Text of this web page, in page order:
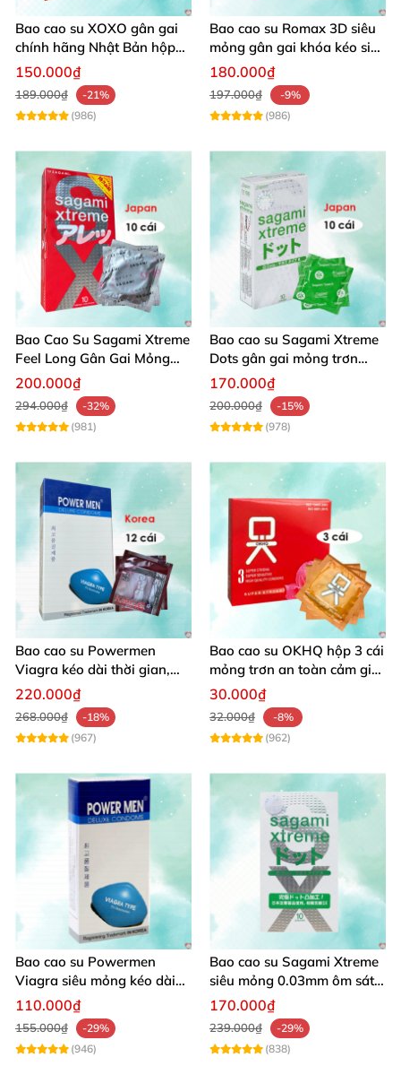
phải sản phẩm kém chất lượng dùng không thích lại
gây mẩn ngứa. Tốt hơn hết là hãy lựa chọnĐâyđể
mua hàng
bất cứ thắc mắc nàocủa khách hàng đều
được giải đáp tận tình.
Bao cao su XOXO gân gai
chính hãng Nhật Bản hộp
10 chiếc bcs
150.000₫
189.000₫
-21%
(986)
Bao cao su Romax 3D siêu
mỏng gân gai khóa kéo siêu
dai bền
180.000₫
197.000₫
-9%
(986)
Bao Cao Su Sagami Xtreme
Feel Long Gân Gai Mỏng
Êm Dễ Chịu
200.000₫
294.000₫
-32%
(981)
Bao cao su Sagami Xtreme
Dots gân gai mỏng trơn
trong suốt an toàn
170.000₫
200.000₫
-15%
(978)
Bao cao su Powermen
Viagra kéo dài thời gian,
siêu mỏng, chống xuất tinh
220.000₫
268.000₫
-18%
(967)
Bao cao su OKHQ hộp 3 cái
mỏng trơn an toàn cảm giác
thật
30.000₫
32.000₫
-8%
(962)
Bao cao su Powermen
Viagra siêu mỏng kéo dài
quan hệ an toàn Hàn Quốc
110.000₫
155.000₫
-29%
(946)
Bao cao su Sagami Xtreme
siêu mỏng 0.03mm ôm sát
phòng the
170.000₫
239.000₫
-29%
(838)